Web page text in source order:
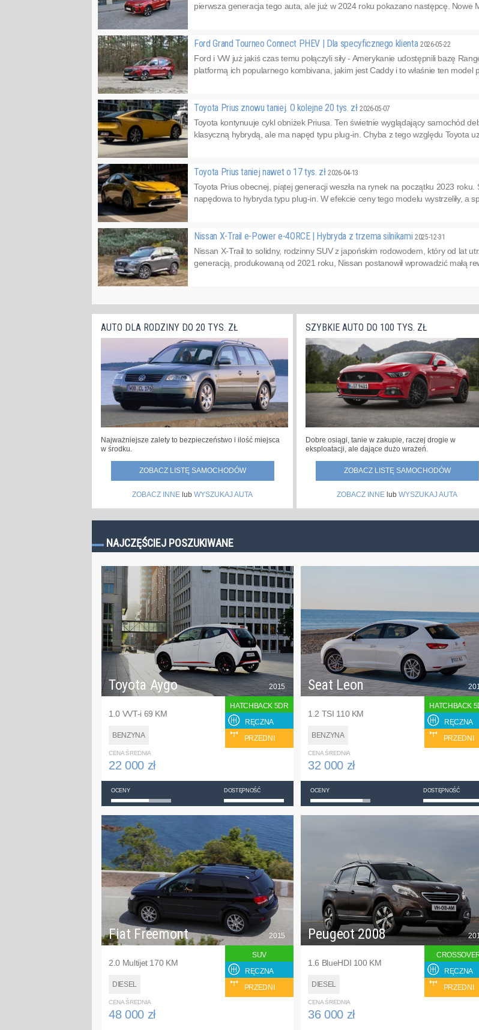
pierwsza generacja tego auta, ale już w 2024 roku pokazano następcę. Nowe
Ford Grand Tourneo Connect PHEV | Dla specyficznego klienta 2026-05-22
Ford i VW już jakiś czas temu połączyli siły - Amerykanie udostępnili bazę
platformą ich popularnego kombivana, jakim jest Caddy i to właśnie ten model
Toyota Prius znowu taniej. O kolejne 20 tys. zł2026-05-07
Toyota kontynuuje cykl obniżek Priusa. Ten świetnie wyglądający samochód
klasyczną hybrydą, ale ma napęd typu plug-in. Chyba z tego względu Toyota
Toyota Prius taniej nawet o 17 tys. zł2026-04-13
Toyota Prius obecnej, piątej generacji weszła na rynek na początku 2023
napędowa to hybryda typu plug-in. W efekcie ceny tego modelu wystrzeliły, a
Nissan X-Trail e-Power e-4ORCE | Hybryda z trzema silnikami 2025-12-31
Nissan X-Trail to solidny, rodzinny SUV z japońskim rodowodem, który od lat
generacją, produkowaną od 2021 roku, Nissan postanowił wprowadzić małą
AUTO DLA RODZINY DO 20 TYS. ZŁ
Najważniejsze zalety to bezpieczeństwo i ilość miejsca
w środku.
ZOBACZ LISTĘ SAMOCHODÓW
ZOBACZ INNE lub WYSZUKAJ AUTA
SZYBKIE AUTO DO 100 TYS. ZŁ
Dobre osiągi, tanie w zakupie, raczej drogie w
eksploatacji, ale dające dużo wrażeń.
ZOBACZ LISTĘ SAMOCHODÓW
ZOBACZ INNE lub WYSZUKAJ AUTA
NAJCZĘŚCIEJ POSZUKIWANE
Toyota Aygo
1.0 VVT-i 69 KM
BENZYNA
2015
HATCHBACK 5DR
RĘCZNA
PRZEDNI
CENA ŚREDNIA
22 000 zł
OCENY DOSTĘPNOŚĆ
Seat Leon
1.2 TSI 110 KM
BENZYNA
HATCHBACK
RĘCZNA
PRZEDNI
CENA ŚREDNIA
32 000 zł
OCENY DOSTĘPNOŚĆ
Fiat Freemont
2.0 Multijet 170 KM
DIESEL
2015
SUV
RĘCZNA
PRZEDNI
CENA ŚREDNIA
48 000 zł
Peugeot 2008
1.6 BlueHDI 100 KM
DIESEL
RĘCZNA
PRZEDNI
CENA ŚREDNIA
36 000 zł